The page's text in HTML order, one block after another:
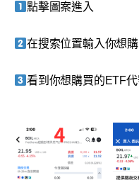
點擊圖案進入
在搜索位置輸入你想
看到你想購買的ETF